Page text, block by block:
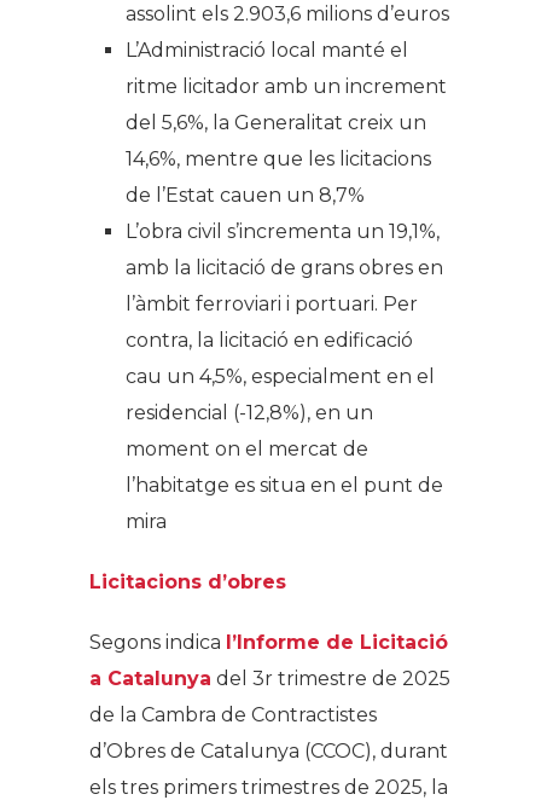
assolint els 2.903,6 milions d’euros
L’Administració local manté el
ritme licitador amb un increment
del 5,6%, la Generalitat creix un
14,6%, mentre que les licitacions
de l’Estat cauen un 8,7%
L’obra civil s’incrementa un 19,1%,
amb la licitació de grans obres en
l’àmbit ferroviari i portuari. Per
contra, la licitació en edificació
cau un 4,5%, especialment en el
residencial (-12,8%), en un
moment on el mercat de
l’habitatge es situa en el punt de
mira
Licitacions d’obres
Segons indica l’Informe de Licitació
a Catalunya del 3r trimestre de 2025
de la Cambra de Contractistes
d’Obres de Catalunya (CCOC), durant
els tres primers trimestres de 2025, la